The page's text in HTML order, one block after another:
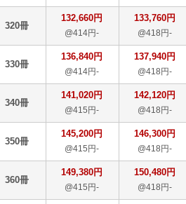
320冊
132,660円
@414円-
133,760円
@418円-
330冊
136,840円
@414円-
137,940円
@418円-
340冊
141,020円
@415円-
142,120円
@418円-
350冊
145,200円
@415円-
146,300円
@418円-
360冊
149,380円
@415円-
150,480円
@418円-